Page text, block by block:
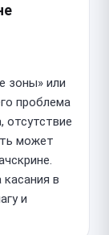
зоны» или
проблема
отсутствие
может
в
и